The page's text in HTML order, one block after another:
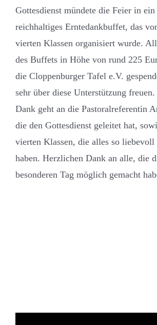
Gottesdienst mündete die Feier in
reichhaltiges Erntedankbuffet, das
vierten Klassen organisiert wurde.
des Buffets in Höhe von rund 225
die Cloppenburger Tafel e.V.
sehr über diese Unterstützung
Dank geht an die Pastoralreferentin
die den Gottesdienst geleitet hat,
vierten Klassen, die alles so liebevoll
haben. Herzlichen Dank an alle, die
besonderen Tag möglich gemacht